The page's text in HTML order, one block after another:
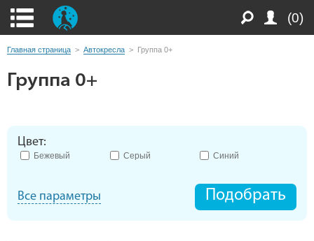
(0)
Главная страница > Автокресла > Группа 0+
Группа 0+
Цвет:
Бежевый Серый Синий
Все параметры Подобрать